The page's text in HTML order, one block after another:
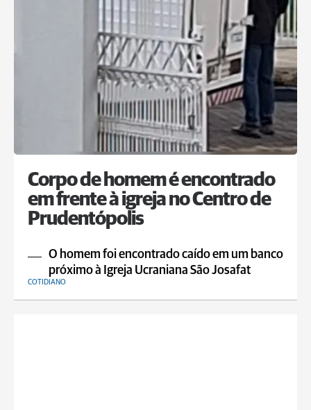
Corpo de homem é encontrado
em frente à igreja no Centro de
Prudentópolis
O homem foi encontrado caído em um banco
próximo à Igreja Ucraniana São Josafat
COTIDIANO